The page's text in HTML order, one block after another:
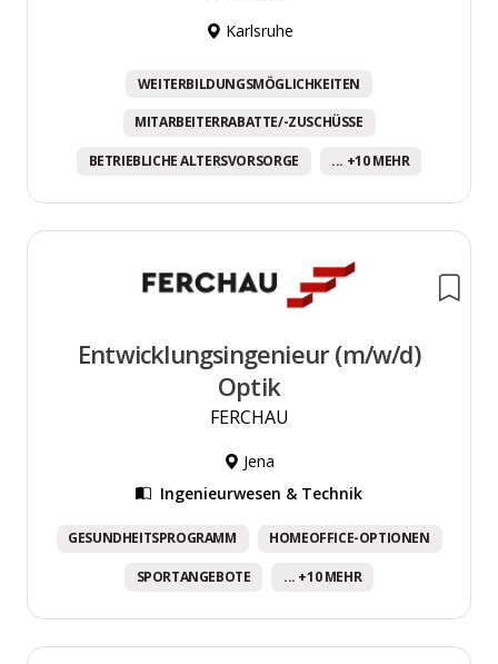
Karlsruhe
WEITERBILDUNGSMÖGLICHKEITEN
MITARBEITERRABATTE/-ZUSCHÜSSE
BETRIEBLICHE ALTERSVORSORGE ... +10 MEHR
Entwicklungsingenieur (m/w/d)
Optik
FERCHAU
Jena
Ingenieurwesen & Technik
GESUNDHEITSPROGRAMM HOMEOFFICE-OPTIONEN
SPORTANGEBOTE ... +10 MEHR